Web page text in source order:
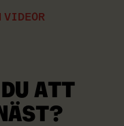
VIDEOR
DU ATT